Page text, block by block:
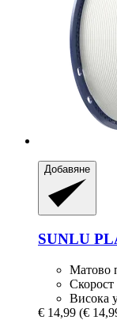
Добавяне
SUNLU
Матово
Скорост
Висока
€ 14,99 (€